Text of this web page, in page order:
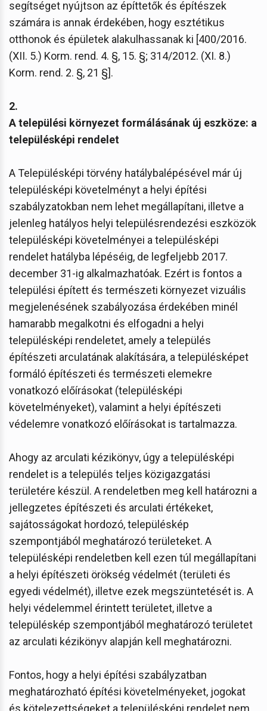
segítséget nyújtson az építtetők és építészek
számára is annak érdekében, hogy esztétikus
otthonok és épületek alakulhassanak ki [400/2016.
(XII. 5.) Korm. rend. 4. §, 15. §; 314/2012. (XI. 8.)
Korm. rend. 2. §, 21 §].
2.
A települési környezet formálásának új eszköze: a
településképi rendelet
A Településképi törvény hatálybalépésével már új
településképi követelményt a helyi építési
szabályzatokban nem lehet megállapítani, illetve a
jelenleg hatályos helyi településrendezési eszközök
településképi követelményei a településképi
rendelet hatályba lépéséig, de legfeljebb 2017.
december 31-ig alkalmazhatóak. Ezért is fontos a
települési épített és természeti környezet vizuális
megjelenésének szabályozása érdekében minél
hamarabb megalkotni és elfogadni a helyi
településképi rendeletet, amely a település
építészeti arculatának alakítására, a településképet
formáló építészeti és természeti elemekre
vonatkozó előírásokat (településképi
követelményeket), valamint a helyi építészeti
védelemre vonatkozó előírásokat is tartalmazza.
Ahogy az arculati kézikönyv, úgy a településképi
rendelet is a település teljes közigazgatási
területére készül. A rendeletben meg kell határozni a
jellegzetes építészeti és arculati értékeket,
sajátosságokat hordozó, településkép
szempontjából meghatározó területeket. A
településképi rendeletben kell ezen túl megállapítani
a helyi építészeti örökség védelmét (területi és
egyedi védelmét), illetve ezek megszüntetését is. A
helyi védelemmel érintett területet, illetve a
településkép szempontjából meghatározó területet
az arculati kézikönyv alapján kell meghatározni.
Fontos, hogy a helyi építési szabályzatban
meghatározható építési követelményeket, jogokat
és kötelezettségeket a településképi rendelet nem